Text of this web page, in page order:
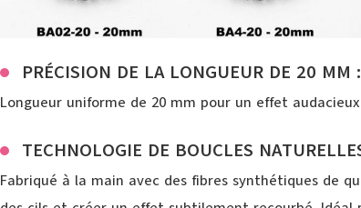
PRÉCISION DE LA LONGUEUR DE 20 MM :
Longueur uniforme de 20 mm pour un effet
TECHNOLOGIE DE BOUCLES
Fabriqué à la main avec des fibres synthétiques de